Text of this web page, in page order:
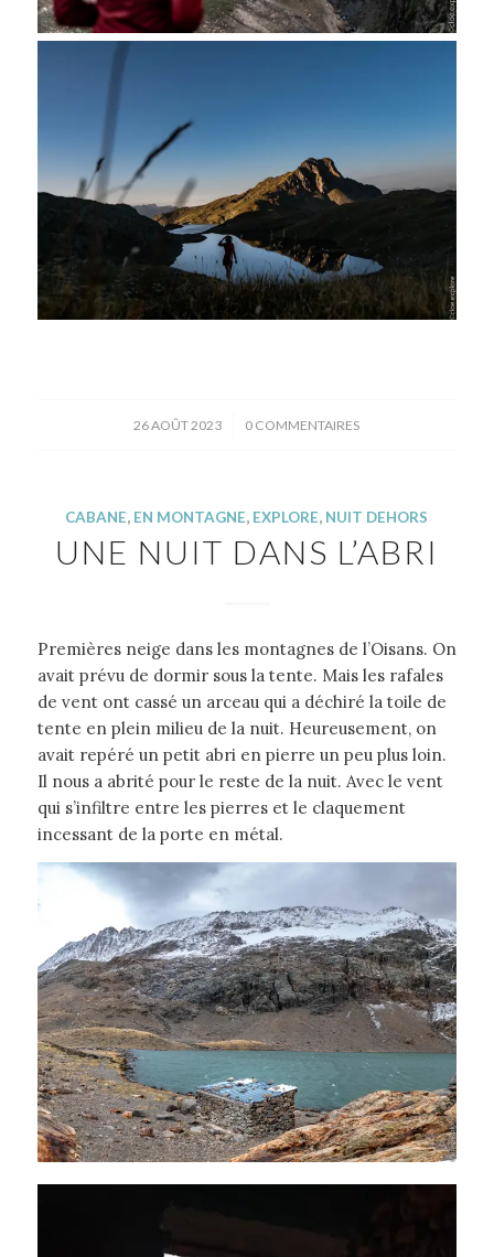
26 AOÛT 2023
/ 0 COMMENTAIRES
CABANE, EN MONTAGNE, EXPLORE, NUIT DEHORS
UNE NUIT DANS L’ABRI
Premières neige dans les montagnes de l’Oisans. On
avait prévu de dormir sous la tente. Mais les rafales
de vent ont cassé un arceau qui a déchiré la toile de
tente en plein milieu de la nuit. Heureusement, on
avait repéré un petit abri en pierre un peu plus loin.
Il nous a abrité pour le reste de la nuit. Avec le vent
qui s’infiltre entre les pierres et le claquement
incessant de la porte en métal.